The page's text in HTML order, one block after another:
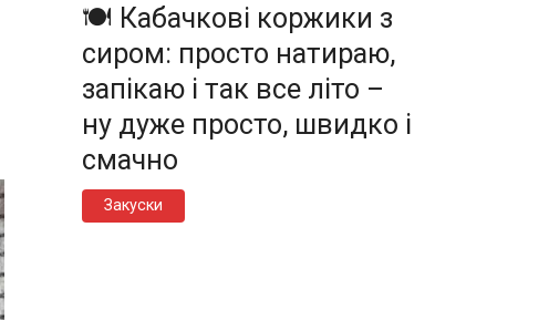
🍽️ Кабачкові коржики з
сиром: просто натираю,
запікаю і так все літо –
ну дуже просто, швидко і
смачно
Закуски